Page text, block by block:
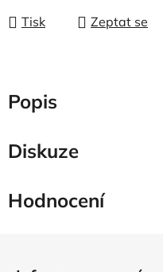
Tisk Zeptat se
Popis
Diskuze
Hodnocení